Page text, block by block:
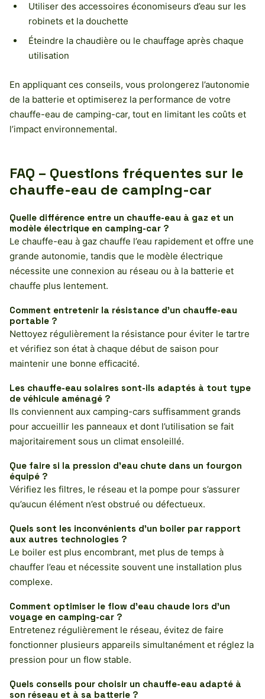
Utiliser des accessoires économiseurs d’eau sur les
robinets et la douchette
Éteindre la chaudière ou le chauffage après chaque
utilisation
En appliquant ces conseils, vous prolongerez l’autonomie
de la batterie et optimiserez la performance de votre
chauffe-eau de camping-car, tout en limitant les coûts et
l’impact environnemental.
FAQ – Questions fréquentes sur le
chauffe-eau de camping-car
Quelle différence entre un chauffe-eau à gaz et un
modèle électrique en camping-car ?
Le chauffe-eau à gaz chauffe l’eau rapidement et offre une
grande autonomie, tandis que le modèle électrique
nécessite une connexion au réseau ou à la batterie et
chauffe plus lentement.
Comment entretenir la résistance d’un chauffe-eau
portable ?
Nettoyez régulièrement la résistance pour éviter le tartre
et vérifiez son état à chaque début de saison pour
maintenir une bonne efficacité.
Les chauffe-eau solaires sont-ils adaptés à tout type
de véhicule aménagé ?
Ils conviennent aux camping-cars suffisamment grands
pour accueillir les panneaux et dont l’utilisation se fait
majoritairement sous un climat ensoleillé.
Que faire si la pression d’eau chute dans un fourgon
équipé ?
Vérifiez les filtres, le réseau et la pompe pour s’assurer
qu’aucun élément n’est obstrué ou défectueux.
Quels sont les inconvénients d’un boiler par rapport
aux autres technologies ?
Le boiler est plus encombrant, met plus de temps à
chauffer l’eau et nécessite souvent une installation plus
complexe.
Comment optimiser le flow d’eau chaude lors d’un
voyage en camping-car ?
Entretenez régulièrement le réseau, évitez de faire
fonctionner plusieurs appareils simultanément et réglez la
pression pour un flow stable.
Quels conseils pour choisir un chauffe-eau adapté à
son réseau et à sa batterie ?